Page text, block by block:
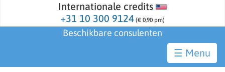
Internationale credits
+31 10 300 9124 (€ 0,90 pm)
Beschikbare consulenten
☰